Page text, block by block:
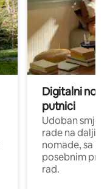
Digitalni
putnici
Udoban
rade na
nomade, sa
posebnim
rad.